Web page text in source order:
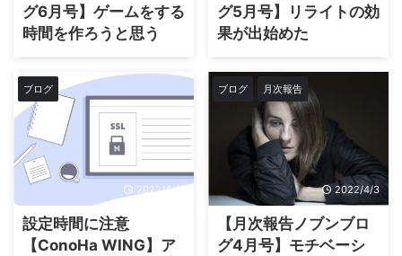
グ6月号】ゲームをする
時間を作ろうと思う
グ5月号】リライトの効
果が出始めた
ブログ
2022/4/17
設定時間に注意
【ConoHa WING】ア
ブログ 月次報告
2022/4/3
【月次報告ノブンブロ
グ4月号】モチベーシ